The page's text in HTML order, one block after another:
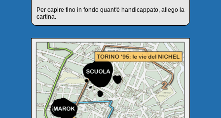
Per capire fino in fondo quant'è handicappato, allego la
cartina.